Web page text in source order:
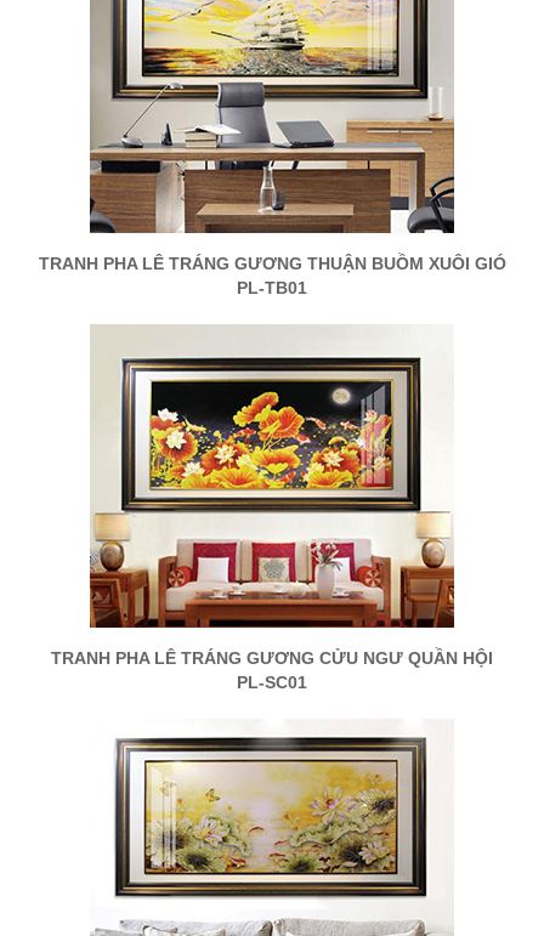
TRANH PHA LÊ TRÁNG GƯƠNG THUẬN BUỒM XUÔI GIÓ
PL-TB01
TRANH PHA LÊ TRÁNG GƯƠNG CỬU NGƯ QUẦN HỘI
PL-SC01